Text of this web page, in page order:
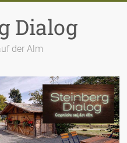
Dialog
der Alm